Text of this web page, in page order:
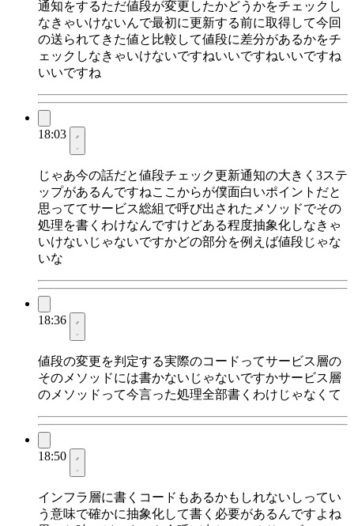
通知をするただ値段が変更したかどうかをチェックし
なきゃいけないんで最初に更新する前に取得して今回
の送られてきた値と比較して値段に差分があるかをチ
ェックしなきゃいけないですねいいですねいいですね
いいですね
18:03
じゃあ今の話だと値段チェック更新通知の大きく3ステ
ップがあるんですねここからが僕面白いポイントだと
思っててサービス総組で呼び出されたメソッドでその
処理を書くわけなんですけどある程度抽象化しなきゃ
いけないじゃないですかどの部分を例えば値段じゃな
いな
18:36
値段の変更を判定する実際のコードってサービス層の
そのメソッドには書かないじゃないですかサービス層
のメソッドって今言った処理全部書くわけじゃなくて
18:50
インフラ層に書くコードもあるかもしれないしってい
う意味で確かに抽象化して書く必要があるんですよね